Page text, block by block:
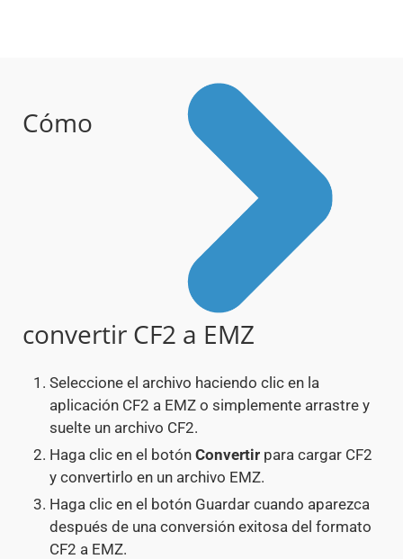
Cómo
convertir CF2 a EMZ
Seleccione el archivo haciendo clic en la
aplicación CF2 a EMZ o simplemente arrastre y
suelte un archivo CF2.
Haga clic en el botón Convertir para cargar CF2
y convertirlo en un archivo EMZ.
Haga clic en el botón Guardar cuando aparezca
después de una conversión exitosa del formato
CF2 a EMZ.